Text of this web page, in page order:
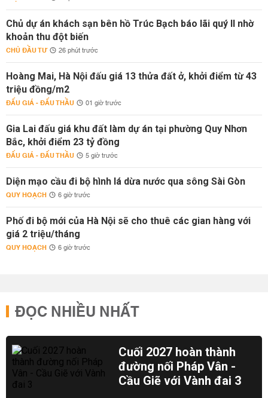
Chủ dự án khách sạn bên hồ Trúc Bạch báo lãi quý II nhờ
khoản thu đột biến
CHỦ ĐẦU TƯ 26 phút trước
Hoàng Mai, Hà Nội đấu giá 13 thửa đất ở, khởi điểm từ 43
triệu đồng/m2
ĐẤU GIÁ - ĐẤU THẦU 01 giờ trước
Gia Lai đấu giá khu đất làm dự án tại phường Quy Nhơn
Bắc, khởi điểm 23 tỷ đồng
ĐẤU GIÁ - ĐẤU THẦU 5 giờ trước
Diện mạo cầu đi bộ hình lá dừa nước qua sông Sài Gòn
QUY HOẠCH 6 giờ trước
Phố đi bộ mới của Hà Nội sẽ cho thuê các gian hàng với
giá 2 triệu/tháng
QUY HOẠCH 6 giờ trước
ĐỌC NHIỀU NHẤT
Cuối 2027 hoàn thành
đường nối Pháp Vân -
Cầu Giẽ với Vành đai 3